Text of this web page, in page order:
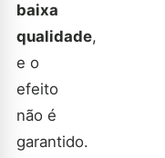
baixa
qualidade,
e o
efeito
não é
garantido.